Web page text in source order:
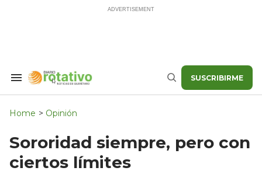
Search
Navigation
Buscar SUSCRIBIRME
Home > Opinión
Sororidad siempre, pero con
ciertos límites